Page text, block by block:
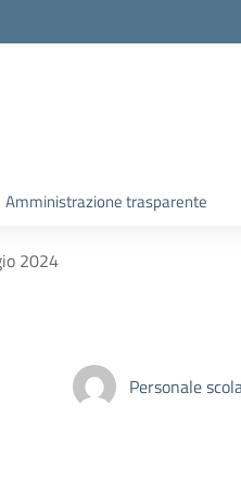
Amministrazione trasparente
2024
Personale